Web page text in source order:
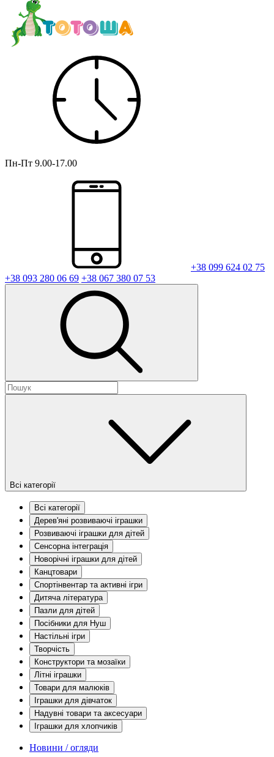
Пн-Пт 9.00-17.00
+38 099 624 02 75
+38 093 280 06 69 +38 067 380 07 53
Всі категорії
Всі категорії
Дерев'яні розвиваючі іграшки
Розвиваючі іграшки для дітей
Сенсорна інтеграція
Новорічні іграшки для дітей
Канцтовари
Спортінвентар та активні ігри
Дитяча література
Пазли для дітей
Посібники для Нуш
Настільні ігри
Творчість
Конструктори та мозаїки
Літні іграшки
Товари для малюків
Іграшки для дівчаток
Надувні товари та аксесуари
Іграшки для хлопчиків
Новини / огляди